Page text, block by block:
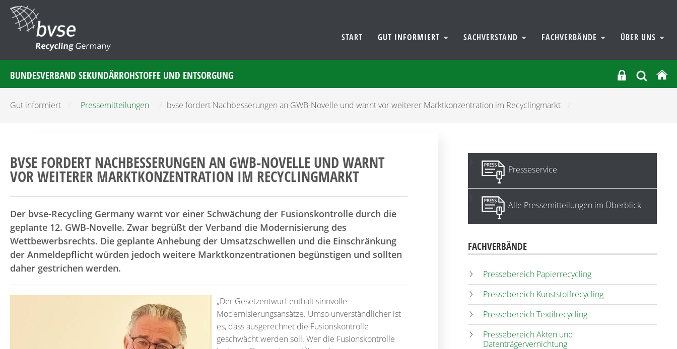
RecyclingGermany
START GUT INFORMIERT SACHVERSTAND FACHVERBÄNDE ÜBER UNS
BUNDESVERBAND SEKUNDÄRROHSTOFFE UND ENTSORGUNG
Gut informiert Pressemitteilungen bvse fordert Nachbesserungen an GWB-Novelle und warnt vor weiterer Marktkonzentration im Recyclingmarkt
BVSE FORDERT NACHBESSERUNGEN AN GWB-NOVELLE UND WARNT
VOR WEITERER MARKTKONZENTRATION IM RECYCLINGMARKT
Der bvse-Recycling Germany warnt vor einer Schwächung der Fusionskontrolle durch die
geplante 12. GWB-Novelle. Zwar begrüßt der Verband die Modernisierung des
Wettbewerbsrechts. Die geplante Anhebung der Umsatzschwellen und die Einschränkung
der Anmeldepflicht würden jedoch weitere Marktkonzentrationen begünstigen und sollten
daher gestrichen werden.
„Der Gesetzentwurf enthält sinnvolle
Modernisierungsansätze. Umso unverständlicher ist
es, dass ausgerechnet die Fusionskontrolle
geschwächt werden soll. Wer die Fusionskontrolle
Presseservice
Alle Pressemitteilungen im Überblick
FACHVERBÄNDE
Pressebereich Papierrecycling
Pressebereich Kunststoffrecycling
Pressebereich Textilrecycling
Pressebereich Akten und
Datenträgervernichtung